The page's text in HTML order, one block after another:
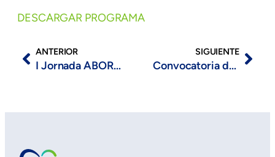
DESCARGAR PROGRAMA
ANTERIOR
I Jornada ABORDAJE MULTIDISCIPLINAR DEL PACIENTE CON ELA
SIGUIENTE
Convocatoria de ayudas a la investigación de las paraparesias espásticas familiares